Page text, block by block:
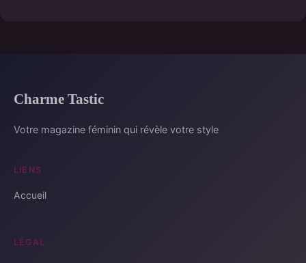
Charme Tastic
Votre magazine féminin qui révèle votre style
LIENS
Accueil
LÉGAL